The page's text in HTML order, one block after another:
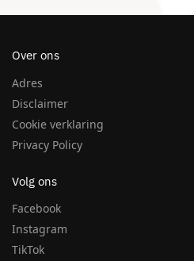
Over ons
Adres
Disclaimer
Cookie verklaring
Privacy Policy
Volg ons
Facebook
Instagram
TikTok